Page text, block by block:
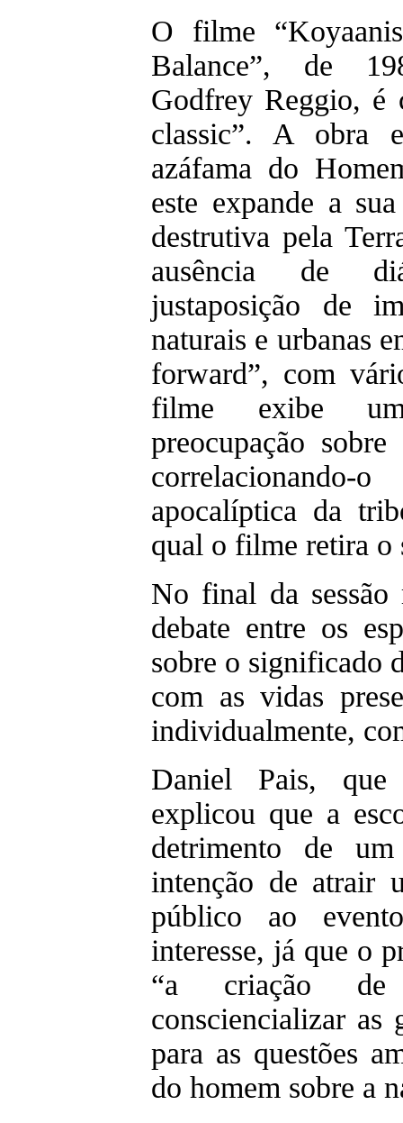
O filme
Balance”, de
Godfrey Reggio, é
classic”. A obra
azáfama do
este expande a
destrutiva pela
ausência de
justaposição de
naturais e urbanas
forward”, com
filme exibe
preocupação
apocalíptica da
qual o filme retira o
No final da sessão
debate entre os
sobre o significado
com as vidas
individualmente,
Daniel Pais,
explicou que a
detrimento de
intenção de atrair
público ao
interesse, já que o
“a criação
consciencializar as
para as questões
do homem sobre a